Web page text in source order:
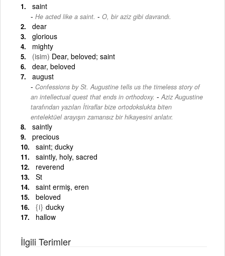
saint
He acted like a saint. - O, bir aziz gibi davrandı.
dear
glorious
mighty
(isim) Dear, beloved; saint
dear, beloved
august
Confessions by St. Augustine tells us the timeless story of
an intellectual quest that ends in orthodoxy. - Aziz Augustine
tarafından yazılan İtiraflar bize ortodokslukta biten
entelektüel arayışın zamansız bir hikayesini anlatır.
saintly
precious
saint; ducky
saintly, holy, sacred
reverend
St
saint ermiş, eren
beloved
{i} ducky
hallow
İlgili Terimler